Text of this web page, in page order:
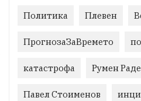
Политика Плевен
ПрогнозаЗаВремето
катастрофа Румен
Павел Стоименов